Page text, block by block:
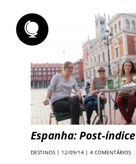
Espanha: Post-índice
DESTINOS | 12/09/14 | 4 COMENTÁRIOS